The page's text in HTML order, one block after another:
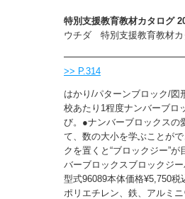
特別支援教育教材カタログ
ウチダ 特別支援教育教材
>> P.314
はかり/パターンブロック/図
校あたり1程度ナンバーブロ
び。●ナンバーブロックスの
て、数の大小を学ぶことが
クを置くと“ブロックジー”
バーブロックスブロックジ
型式96089本体価格¥5,750
ポリエチレン、鉄、アルミ